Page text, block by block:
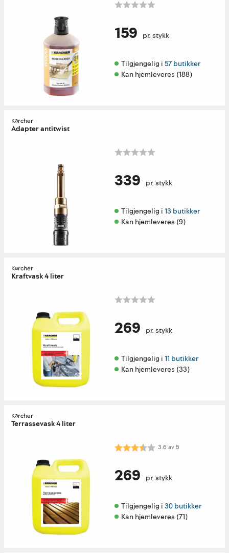
159 pr. stykk
Tilgjengelig i 57 butikker
Kan hjemleveres (188)
Kärcher
Adapter antitwist
339 pr. stykk
Tilgjengelig i 13 butikker
Kan hjemleveres (9)
Kärcher
Kraftvask 4 liter
269 pr. stykk
Tilgjengelig i 11 butikker
Kan hjemleveres (33)
Kärcher
Terrassevask 4 liter
Karakter: 3.6 av 5 mulige
3.6 av5
269 pr. stykk
Tilgjengelig i 30 butikker
Kan hjemleveres (71)